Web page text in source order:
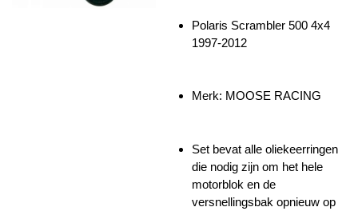
Polaris Scrambler 500 4x4
1997-2012
Merk: MOOSE RACING
Set bevat alle oliekeerringen
die nodig zijn om het hele
motorblok en de
versnellingsbak opnieuw op